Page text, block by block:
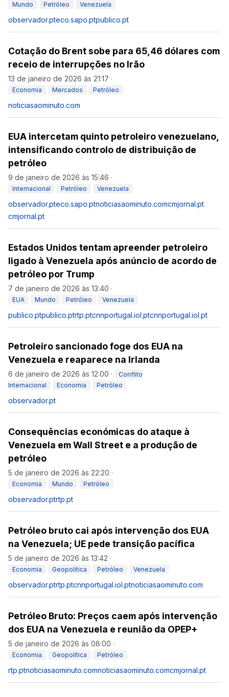
Mundo Petróleo Venezuela
observador.pteco.sapo.ptpublico.pt
Cotação do Brent sobe para 65,46 dólares com
receio de interrupções no Irão
13 de janeiro de 2026 às 21:17 ·
Economia Mercados Petróleo
noticiasaominuto.com
EUA intercetam quinto petroleiro venezuelano,
intensificando controlo de distribuição de
petróleo
9 de janeiro de 2026 às 15:46 ·
Internacional Petróleo Venezuela
observador.pteco.sapo.ptnoticiasaominuto.comcmjornal.pt
cmjornal.pt
Estados Unidos tentam apreender petroleiro
ligado à Venezuela após anúncio de acordo de
petróleo por Trump
7 de janeiro de 2026 às 13:40 ·
EUA Mundo Petróleo Venezuela
publico.ptpublico.ptrtp.ptcnnportugal.iol.ptcnnportugal.iol.pt
Petroleiro sancionado foge dos EUA na
Venezuela e reaparece na Irlanda
6 de janeiro de 2026 às 12:00 ·
Conflito
Internacional
Economia Petróleo
observador.pt
Consequências económicas do ataque à
Venezuela em Wall Street e a produção de
petróleo
5 de janeiro de 2026 às 22:20 ·
Economia Mundo Petróleo
observador.ptrtp.pt
Petróleo bruto cai após intervenção dos EUA
na Venezuela; UE pede transição pacífica
5 de janeiro de 2026 às 13:42 ·
Economia Geopolítica Petróleo Venezuela
observador.ptrtp.ptcnnportugal.iol.ptnoticiasaominuto.com
Petróleo Bruto: Preços caem após intervenção
dos EUA na Venezuela e reunião da OPEP+
5 de janeiro de 2026 às 08:00 ·
Economia Geopolítica Petróleo
rtp.ptnoticiasaominuto.comnoticiasaominuto.comcmjornal.pt